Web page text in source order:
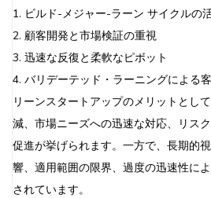
1. ビルド-メジャー-ラーン サイクルの
2. 顧客開発と市場検証の重視
3. 迅速な反復と柔軟なピボット
4. バリデーテッド・ラーニングによる
リーンスタートアップのメリットとし
減、市場ニーズへの迅速な対応、リス
促進が挙げられます。一方で、長期的
響、適用範囲の限界、過度の迅速性に
されています。